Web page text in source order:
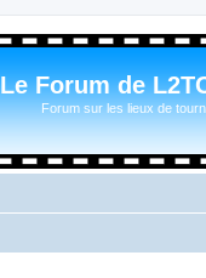
Le Forum de
Forum sur les lieux de